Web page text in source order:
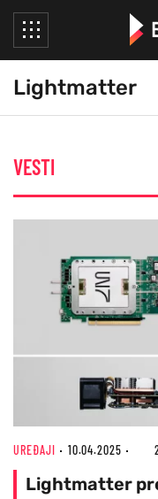
Lightmatter
VESTI
UREĐAJI 10.04.2025
Lightmatter